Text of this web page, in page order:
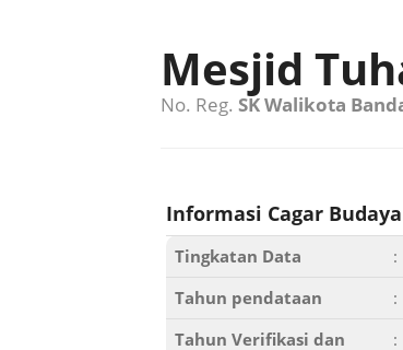
Mesjid
No. Reg. SK Walikota
Informasi Cagar Budaya
Tingkatan Data :
Tahun pendataan
:
Tahun Verifikasi dan
: